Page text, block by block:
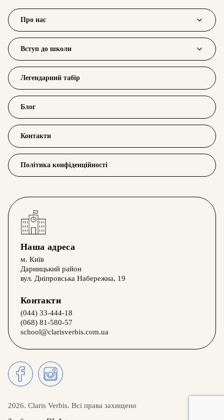
Про нас
Вступ до школи
Легендарний табір
Блог
Контакти
Політика конфіденційності
Наша адреса
м. Київ
Дарницький район
вул. Дніпровська Набережна, 19
Контакти
(044) 33-444-18
(068) 81-580-57
school@clarisverbis.com.ua
2026. Claris Verbis. Всі права захищено